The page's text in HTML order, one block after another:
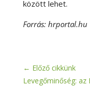
között lehet.
Forrás: hrportal.hu
← Előző cikkünk
Levegőminőség: az